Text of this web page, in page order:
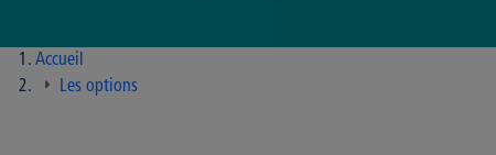
Accueil
Les options